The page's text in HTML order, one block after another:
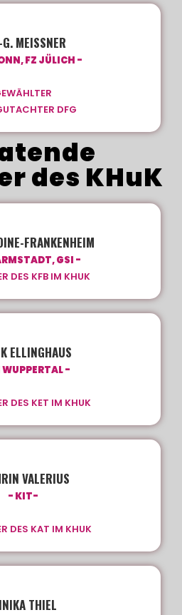
MEISSNER
FZ JÜLICH -
DFG
des KHuK
FRANKENHEIM
GSI -
DES KFB IM KHUK
ELLINGHAUS
-
DES KET IM KHUK
VALERIUS
- KIT-
DES KAT IM KHUK
THIEL